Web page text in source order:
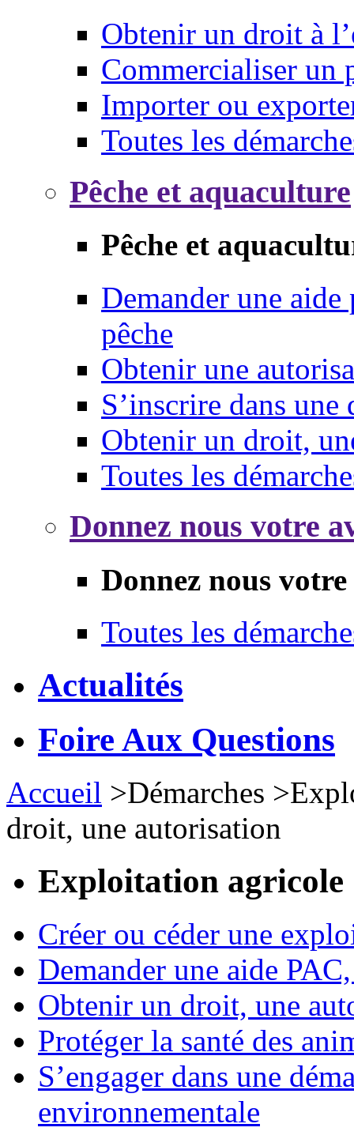
Obtenir un droit à
Commercialiser un
Importer ou
Toutes les
Pêche et aquaculture
Pêche et
Demander une
pêche
Obtenir une
S’inscrire dans une
Obtenir un droit,
Toutes les
Donnez nous votre
Donnez nous
Toutes les
Actualités
Foire Aux Questions
Accueil >Démarches >
droit, une autorisation
Exploitation agricole
Créer ou céder une
Demander une aide
Obtenir un droit, une
Protéger la santé des
S’engager dans une
environnementale